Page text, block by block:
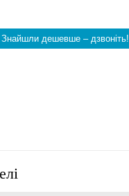
Знайшли дешевше – дзвоніть!